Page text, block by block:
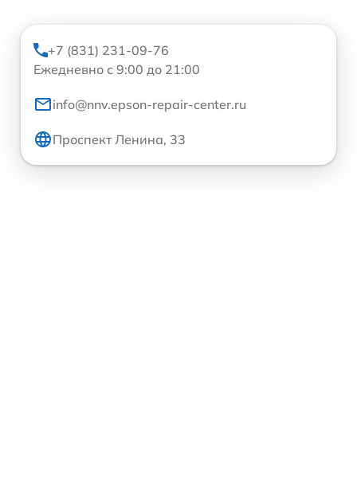
+7 (831) 231-09-76
Ежедневно с 9:00 до 21:00
info@nnv.epson-repair-center.ru
Проспект Ленина, 33